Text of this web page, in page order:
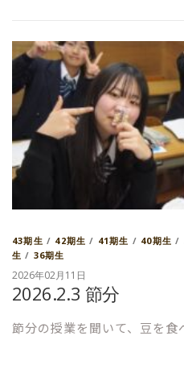
43期生 / 42期生 / 41期生 / 40期生 /
生 / 36期生
2026年02月11日
2026.2.3 節分
節分の授業を聞いて、豆を食